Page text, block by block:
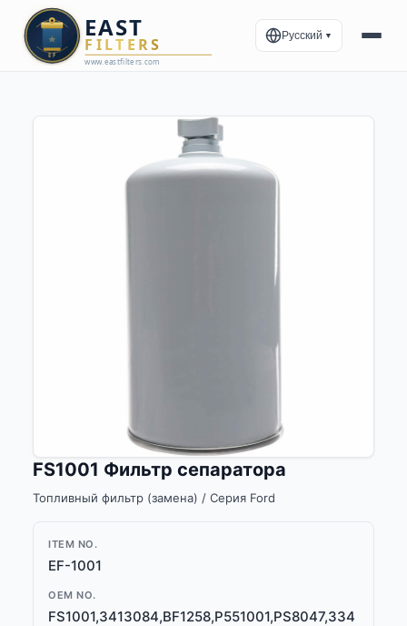
Русский ▼
FS1001 Фильтр сепаратора
Топливный фильтр (замена) / Серия Ford
ITEM NO.
EF-1001
OEM NO.
FS1001,3413084,BF1258,P551001,PS8047,334